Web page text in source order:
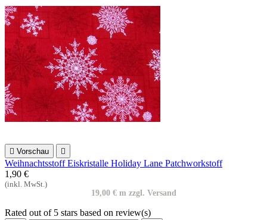
 Vorschau 
Weihnachtsstoff Eiskristalle Holiday Lane Patchworkstoff
1,90 €
(inkl. MwSt.)
19,00 € m zzgl. Versand
Rated out of 5 stars based on review(s)